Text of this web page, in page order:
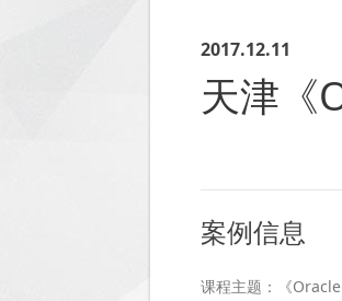
2017.12.11
天津《
案例信息
课程主题：《Oracle